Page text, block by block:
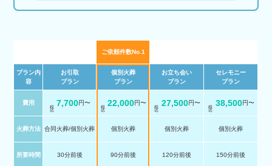
ご依頼件数No.1
プラン内
容
お引取
プラン
個別火葬
プラン
お立ち会い
プラン
セレモニー
プラン
費用 7,700円〜 22,000円〜 27,500円〜 38,500円〜
火葬方法 合同火葬/個別火葬 個別火葬 個別火葬 個別火葬
所要時間 30分前後 90分前後 120分前後 150分前後